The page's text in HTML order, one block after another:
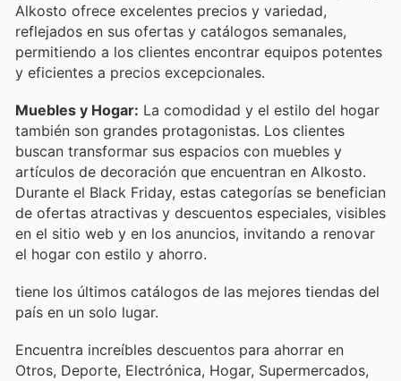
Alkosto ofrece excelentes precios y variedad,
reflejados en sus ofertas y catálogos semanales,
permitiendo a los clientes encontrar equipos potentes
y eficientes a precios excepcionales.
Muebles y Hogar: La comodidad y el estilo del hogar
también son grandes protagonistas. Los clientes
buscan transformar sus espacios con muebles y
artículos de decoración que encuentran en Alkosto.
Durante el Black Friday, estas categorías se benefician
de ofertas atractivas y descuentos especiales, visibles
en el sitio web y en los anuncios, invitando a renovar
el hogar con estilo y ahorro.
tiene los últimos catálogos de las mejores tiendas del
país en un solo lugar.
Encuentra increíbles descuentos para ahorrar en
Otros, Deporte, Electrónica, Hogar, Supermercados,